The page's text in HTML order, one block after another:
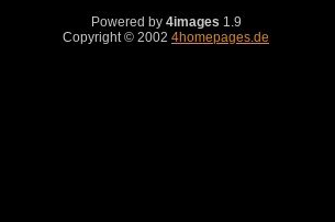
Powered by 4images 1.9
Copyright © 2002 4homepages.de